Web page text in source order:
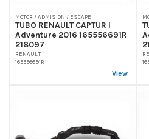
MOTOR / ADMISION / ESCAPE
TUBO RENAULT CAPTUR I
Adventure 2016 165556691R
218097
RENAULT
165556691R
View